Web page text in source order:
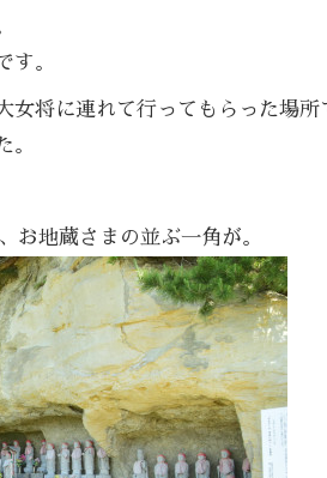
す。
将に連れて行ってもらった場所
。
お地蔵さまの並ぶ一角が。